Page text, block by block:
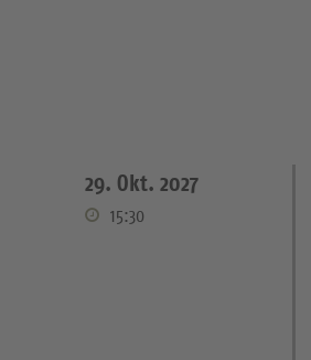
29. Okt. 2027
15:30